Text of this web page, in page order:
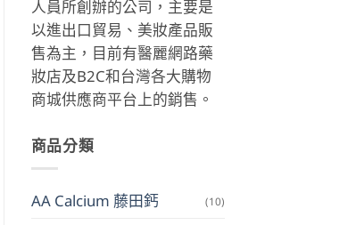
人員所創辦的公司，主要是
以進出口貿易、美妝產品販
售為主，目前有醫麗網路藥
妝店及B2C和台灣各大購物
商城供應商平台上的銷售。
商品分類
AA Calcium 藤田鈣 (10)